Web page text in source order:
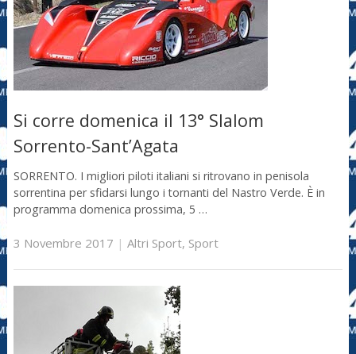
Si corre domenica il 13° Slalom
Sorrento-Sant’Agata
SORRENTO. I migliori piloti italiani si ritrovano in penisola
sorrentina per sfidarsi lungo i tornanti del Nastro Verde. È in
programma domenica prossima, 5 …
3 Novembre 2017 | Altri Sport, Sport